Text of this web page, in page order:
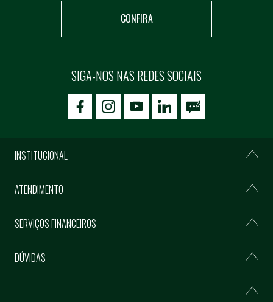
CONFIRA
SIGA-NOS NAS REDES SOCIAIS
icon-facebookicon-social02icon-social03
INSTITUCIONAL
ATENDIMENTO
SERVIÇOS FINANCEIROS
DÚVIDAS